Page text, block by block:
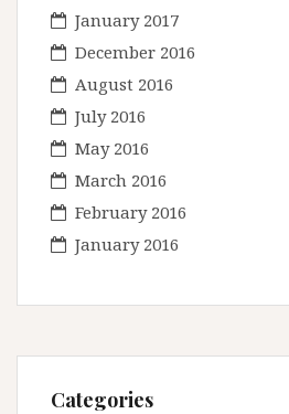
January 2017
December 2016
August 2016
July 2016
May 2016
March 2016
February 2016
January 2016
Categories